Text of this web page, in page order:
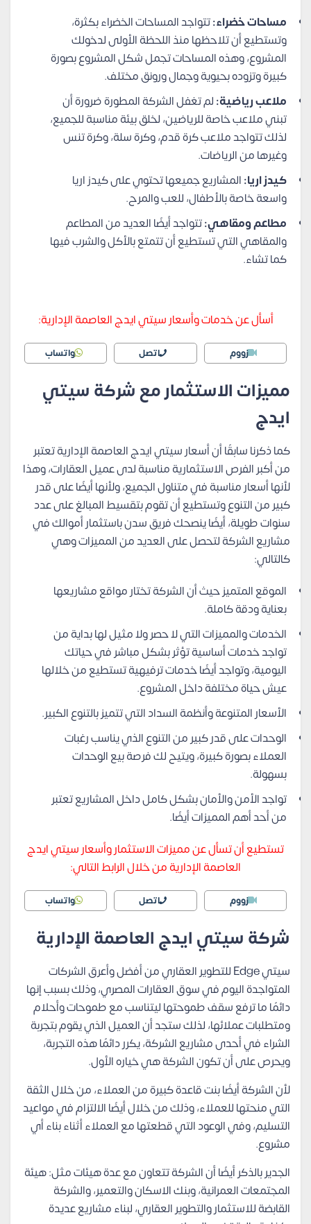
مساحات خضراء:تتواجد المساحات الخضراء بكثرة،
وتستطيع أن تلاحظها منذ اللحظة الأولى لدخولك
المشروع، وهذه المساحات تجمل شكل المشروع بصورة
كبيرة وتزوده بحيوية وجمال ورونق مختلف.
ملاعب رياضية:لم تغفل الشركة المطورة ضرورة أن
تبني ملاعب خاصة للرياضين، لخلق بيئة مناسبة للجميع،
لذلك تتواجد ملاعب كرة قدم، وكرة سلة، وكرة تنس
وغيرها من الرياضات.
كيدز اريا:المشاريع جميعها تحتوي على كيدز اريا
واسعة خاصة بالأطفال، للعب والمرح.
مطاعم ومقاهي:تتواجد أيضًا العديد من المطاعم
والمقاهي التي تستطيع أن تتمتع بالأكل والشرب فيها
كما تشاء.
أسأل عن خدمات وأسعار سيتي ايدج العاصمة الإدارية:
زووم اتصل واتساب
مميزات الاستثمار مع شركة سيتي
ايدج
كما ذكرنا سابقًا أن أسعار سيتي ايدج العاصمة الإدارية تعتبر
من أكبر الفرص الاستثمارية مناسبة لدى عميل العقارات، وهذا
لأنها أسعار مناسبة في متناول الجميع، ولأنها أيضًا على قدر
كبير من التنوع وتستطيع أن تقوم بتقسيط المبالغ على عدد
سنوات طويلة، أيضًا ينصحك فريق سدن باستثمار أموالك في
مشاريع الشركة لتحصل على العديد من المميزات وهي
كالتالي:
الموقع المتميز حيث أن الشركة تختار مواقع مشاريعها
بعناية ودقة كاملة.
الخدمات والمميزات التي لا حصر ولا مثيل لها بداية من
تواجد خدمات أساسية تؤثر بشكل مباشر في حياتك
اليومية، وتواجد أيضًا خدمات ترفيهية تستطيع من خلالها
عيش حياة مختلفة داخل المشروع.
الأسعار المتنوعة وأنظمة السداد التي تتميز بالتنوع الكبير.
الوحدات على قدر كبير من التنوع الذي يناسب رغبات
العملاء بصورة كبيرة، ويتيح لك فرصة بيع الوحدات
بسهولة.
تواجد الأمن والأمان بشكل كامل داخل المشاريع تعتبر
من أحد أهم المميزات أيضًا.
تستطيع أن تسأل عن مميزات الاستثمار وأسعار سيتي ايدج
العاصمة الإدارية من خلال الرابط التالي:
زووم اتصل واتساب
شركة سيتي ايدج العاصمة الإدارية
سيتي Edge للتطوير العقاري من أفضل وأعرق الشركات
المتواجدة اليوم في سوق العقارات المصري، وذلك بسبب إنها
دائمًا ما ترفع سقف طموحتها ليتناسب مع طموحات وأحلام
ومتطلبات عملائها، لذلك ستجد أن العميل الذي يقوم بتجربة
الشراء في أحدى مشاريع الشركة، يكرر دائمًا هذه التجربة،
ويحرص على أن تكون الشركة هي خياره الأول.
لأن الشركة أيضًا بنت قاعدة كبيرة من العملاء، من خلال الثقة
التي منحتها للعملاء، وذلك من خلال أيضًا الالتزام في مواعيد
التسليم، وفي الوعود التي قطعتها مع العملاء أثناء بناء أي
مشروع.
الجدير بالذكر أيضًا أن الشركة تتعاون مع عدة هيئات مثل: هيئة
المجتمعات العمرانية، وبنك الاسكان والتعمير، والشركة
القابضة للاستثمار والتطوير العقاري، لبناء مشاريع عديدة